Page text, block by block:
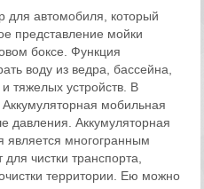
для автомобиля, который
представление мойки
боксе. Функция
воду из ведра, бассейна,
тяжелых устройств. В
мобильная
давления. Аккумуляторная
является многогранным
чистки транспорта,
территории. Ею можно